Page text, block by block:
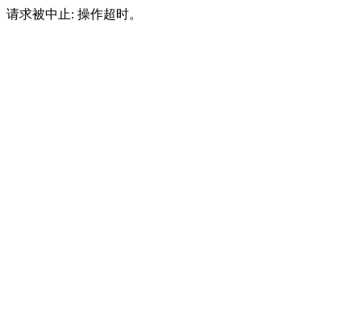
请求被中止: 操作超时。